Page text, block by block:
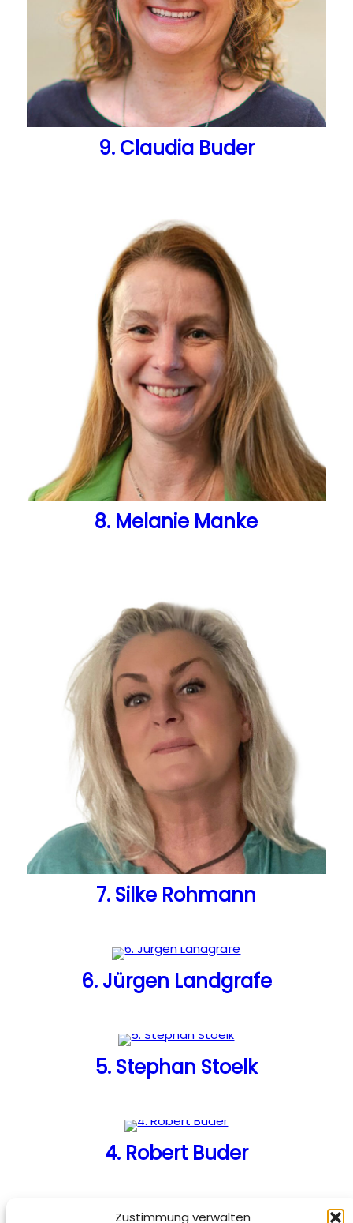
Zustimmung verwalten
9. Claudia Buder
8. Melanie Manke
7. Silke Rohmann
6. Jürgen Landgrafe
5. Stephan Stoelk
4. Robert Buder